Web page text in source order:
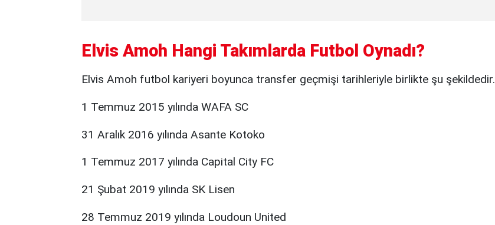
Elvis Amoh Hangi Takımlarda Futbol Oynadı?
Elvis Amoh futbol kariyeri boyunca transfer geçmişi tarihleriyle birlikte şu şekildedir.
1 Temmuz 2015 yılında WAFA SC
31 Aralık 2016 yılında Asante Kotoko
1 Temmuz 2017 yılında Capital City FC
21 Şubat 2019 yılında SK Lisen
28 Temmuz 2019 yılında Loudoun United